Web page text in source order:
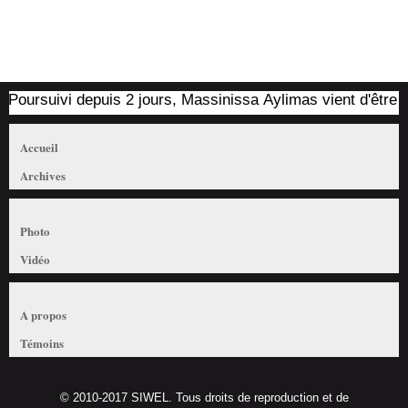
depuis 2 jours, Massinissa Aylimas vient d'être
Accueil
Archives
Photo
Vidéo
A propos
Témoins
© 2010-2017 SIWEL. Tous droits de reproduction et de